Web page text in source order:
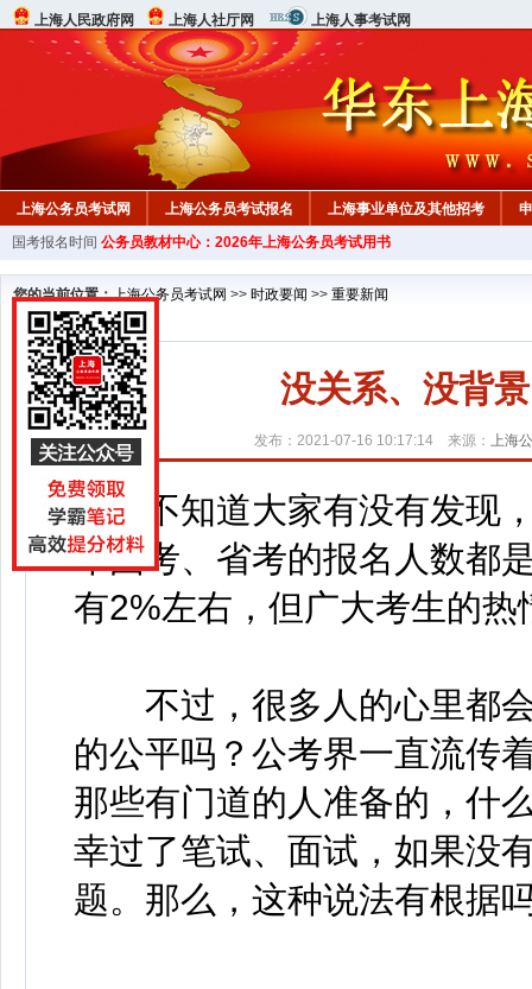
上海人民政府网 上海人社厅网 上海人事考试网
上海公务员考试网 上海公务员考试报名 上海事业单位及其他招考
行测真题 在线咨询 教材中心
国考报名时间 公务员教材中心：2026年上海公务员考试用书
您的当前位置：上海公务员考试网 >> 时政要闻 >> 重要新闻
没关系、没背
发布：2021-07-16 10:17:14 来源： 上海
不知道大家有没有发现，
年国考、省考的报名人数都
有2%左右，但广大考生的热
不过，很多人的心里都会
的公平吗？公考界一直流传
那些有门道的人准备的，什
幸过了笔试、面试，如果没
题。那么，这种说法有根据